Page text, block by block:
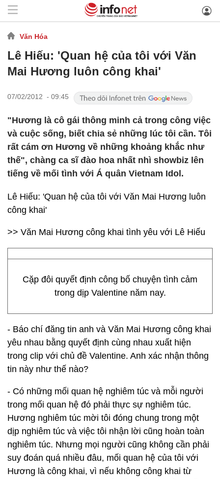
Văn Hóa
Lê Hiếu: 'Quan hệ của tôi với Văn
Mai Hương luôn công khai'
07/02/2012 - 09:45
"Hương là cô gái thông minh cả trong công việc
và cuộc sống, biết chia sẻ những lúc tôi cần. Tôi
rất cám ơn Hương về những khoảng khắc như
thế", chàng ca sĩ đào hoa nhất nhì showbiz lên
tiếng về mối tình với Á quân Vietnam Idol.
Lê Hiếu: 'Quan hệ của tôi với Văn Mai Hương luôn
công khai'
>> Văn Mai Hương công khai tình yêu với Lê Hiếu
Cặp đôi quyết định công bố chuyện tình cảm
trong dịp Valentine năm nay.
- Báo chí đăng tin anh và Văn Mai Hương công khai
yêu nhau bằng quyết định cùng nhau xuất hiện
trong clip với chủ đề Valentine. Anh xác nhận thông
tin này như thế nào?
- Có những mối quan hệ nghiêm túc và mỗi người
trong mối quan hệ đó phải thực sự nghiêm túc.
Hương nghiêm túc mời tôi đóng chung trong một
dịp nghiêm túc và việc tôi nhận lời cũng hoàn toàn
nghiêm túc. Nhưng mọi người cũng không cần phải
suy đoán quá nhiều đâu, mối quan hệ của tôi với
Hương là công khai, vì nếu không công khai từ